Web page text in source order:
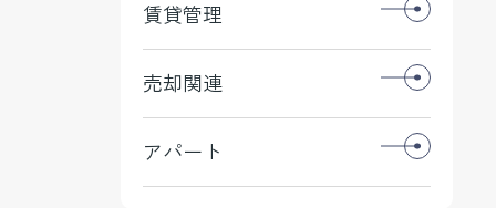
賃貸管理
売却関連
アパート